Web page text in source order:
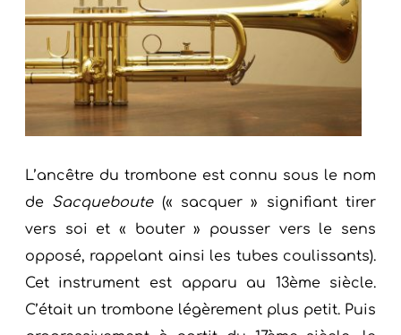
L’ancêtre du trombone est connu sous le nom
de Sacqueboute (« sacquer » signifiant tirer
vers soi et « bouter » pousser vers le sens
opposé, rappelant ainsi les tubes coulissants).
Cet instrument est apparu au 13ème siècle.
C’était un trombone légèrement plus petit. Puis